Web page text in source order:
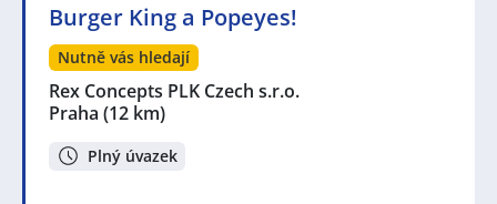
Burger King a Popeyes!
Nutně vás hledají
Rex Concepts PLK Czech s.r.o.
Praha (12 km)
Plný úvazek